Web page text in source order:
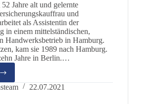
Jahre alt und gelernte
und
als Assistentin der
in einem mittelständischen,
Handwerksbetrieb in Hamburg.
kam sie 1989 nach Hamburg.
Jahre in Berlin.…
22.07.2021